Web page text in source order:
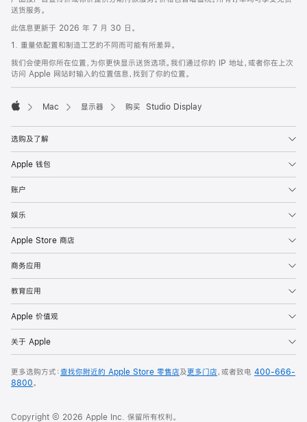
送货服务。
此信息更新于 2026 年 7 月 30 日。
1. 重量依配置和制造工艺的不同而可能有所差异。
我们会使用你所在位置，为你更快显示送货选项。我们通过你的 IP 地址，或者你在上次
访问 Apple 网站时输入的位置信息，找到了你的位置。
Mac 显示器 购买 Studio Display
选购及了解
Apple 钱包
账户
娱乐
Apple Store 商店
商务应用
教育应用
Apple 价值观
关于 Apple
更多选购方式：查找你附近的 Apple Store 零售店及更多门店，或者致电 400-666-
8800。
Copyright © 2026 Apple Inc. 保留所有权利。